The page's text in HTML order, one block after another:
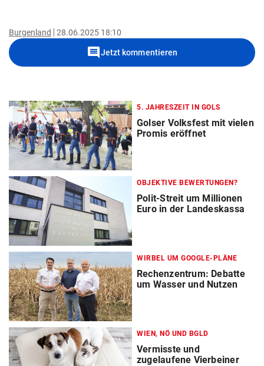
Burgenland 28.06.2025 18:10
commentJetzt kommentieren
5. JAHRESZEIT IN GOLS
Golser Volksfest mit vielen
Promis eröffnet
OBJEKTIVE BEWERTUNGEN?
Polit-Streit um Millionen
Euro in der Landeskassa
WIRBEL UM GOOGLE-PLÄNE
Rechenzentrum: Debatte
um Wasser und Nutzen
WIEN, NÖ UND BGLD
Vermisste und
zugelaufene Vierbeiner